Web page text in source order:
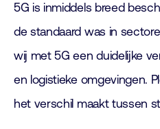
5G is inmiddels breed
de standaard was in
wij met 5G een duidelijke
en logistieke omgevingen.
het verschil maakt tussen